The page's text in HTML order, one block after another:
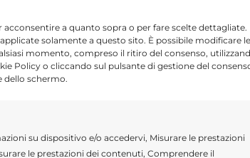
acconsentire a quanto sopra o per fare scelte dettagliate.
solamente a questo sito. È possibile modificare le
momento, compreso il ritiro del consenso,
Policy o cliccando sul pulsante di gestione del
dello schermo.
su dispositivo e/o accedervi, Misurare le prestazioni
le prestazioni dei contenuti, Comprendere il
erano stati individuati
PPGR così come stabilito,
14 settembre 2018 in un’ottica
della SRR, nella
tale variante seppur sottoposta